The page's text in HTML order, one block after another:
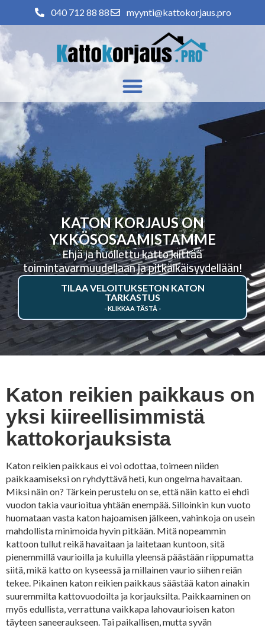
040 712 88 88 myynti@kattokorjaus.pro
KATON KORJAUS ON
YKKÖSOSAAMISTAMME
Ehjä ja huollettu katto kiittää
toimintavarmuudellaan ja pitkäikäisyydellään!
TILAA VELOITUKSETON KATON
TARKASTUS
Katon reikien paikkaus on
yksi kiireellisimmistä
kattokorjauksista
Katon reikien paikkaus ei voi odottaa, toimeen niiden
paikkaamiseksi on ryhdyttävä heti, kun ongelma havaitaan.
Miksi näin on? Tärkein perustelu on se, että näin katto ei ehdi
vuodon takia vaurioitua yhtään enempää. Silloinkin kun vuoto
huomataan vasta katon hajoamisen jälkeen, vahinkoja on usein
mahdollista minimoida hyvin pitkään. Mitä nopeammin
kattoon tullut reikä havaitaan ja laitetaan kuntoon, sitä
pienemmillä vaurioilla ja kuluilla yleensä päästään riippumatta
siitä, mikä katto on kyseessä ja millainen vaurio siihen reiän
tekee. Pikainen katon reikien paikkaus säästää katon ainakin
suuremmilta kattovuodoilta ja korjauksilta. Paikkaaminen on
myös edullista, verrattuna vaikkapa lahovaurioisen katon
täyteen saneeraukseen. Tai paikallisen, mutta syvän